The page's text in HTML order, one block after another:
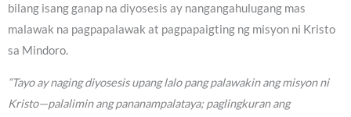
bilang isang ganap na diyosesis ay nangangahulugang mas
malawak na pagpapalawak at pagpapaigting ng misyon ni Kristo
sa Mindoro.
“Tayo ay naging diyosesis upang lalo pang palawakin ang misyon ni
Kristo—palalimin ang pananampalataya; paglingkuran ang